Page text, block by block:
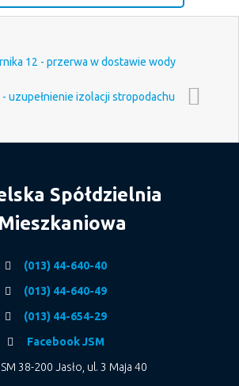
12 - przerwa w dostawie wody
uzupełnienie izolacji stropodachu
Spółdzielnia
Mieszkaniowa
(013) 44-640-40
(013) 44-640-49
(013) 44-654-29
Facebook JSM
38-200 Jasło, ul. 3 Maja 40